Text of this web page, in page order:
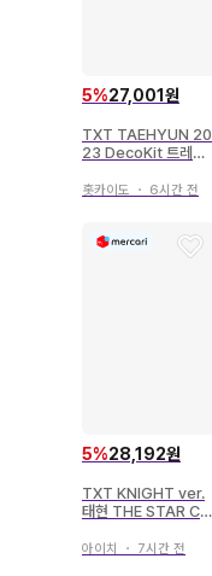
5%27,001원
TXT TAEHYUN 20
23 DecoKit 트레이
홋카이도 ・ 6시간 전
5%28,192원
TXT KNIGHT ver.
태현 THE STAR CH
RY
아이치 ・ 7시간 전